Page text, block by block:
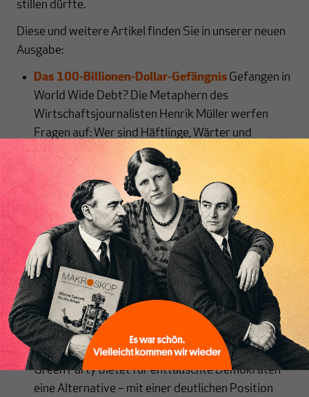
Inhaltsverzeichnis
stillen dürfte.
Diese und weitere Artikel finden Sie in unserer neuen
Ausgabe:
Das 100-Billionen-Dollar-Gefängnis Gefangen in
World Wide Debt? Die Metaphern des
Wirtschaftsjournalisten Henrik Müller werfen
Fragen auf: Wer sind Häftlinge, Wärter und
Betreiber in diesem Staatsschulden-Gefängnis?
Und vor allem: Wer teilt ihnen diese Funktionen
zu?Malte Kornfeld
Wertebasierte Demokratie? Die Geschäfte des
Trump-ClansDie Geschäfte des Trump-Clans
polarisieren und werfen Fragen auf: Sind die Deals
Korruption im großen Stil – oder vielmehr
Ausdruck moderner Machtstrategien?Adam
Tooze
Das „kleinere Übel“ oder – Jill Stein?Trump und
Harris spalten die Nation. Doch Jill Stein von der
Green Party bietet für enttäuschte Demokraten
eine Alternative – mit einer deutlichen Position